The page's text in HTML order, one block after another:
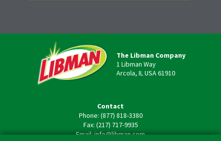
The Libman Company
1 Libman Way
Arcola, IL USA 61910
Contact
Phone: (877) 818-3380
Fax: (217) 717-9935
Email: info@libman.com